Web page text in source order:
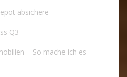
absichere
Q3
– So mache ich es